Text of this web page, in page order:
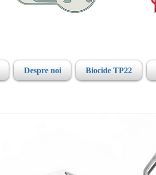
Despre noi Biocide TP22